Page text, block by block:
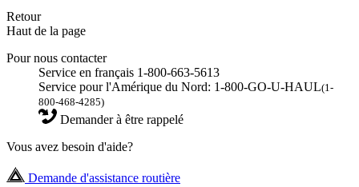
Retour
Haut de la page
Pour nous contacter
Service en français 1-800-663-5613
Service pour l'Amérique du Nord: 1-800-GO-U-HAUL(1-
800-468-4285)
Demander à être rappelé
Vous avez besoin d'aide?
Demande d'assistance routière